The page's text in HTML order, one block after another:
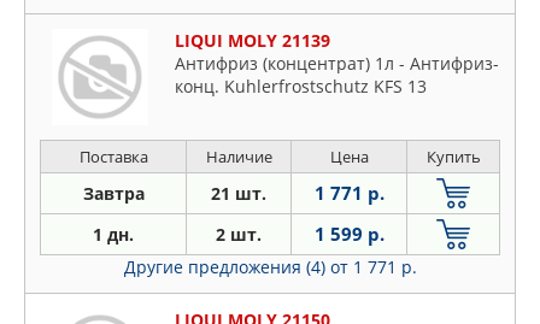
LIQUI MOLY 21139
Антифриз (концентрат) 1л - Антифриз-
конц. Kuhlerfrostschutz KFS 13
Поставка Наличие Цена Купить
Завтра 21 шт. 1 771 р.
1 дн. 2 шт. 1 599 р.
Другие предложения (4) от 1 771 р.